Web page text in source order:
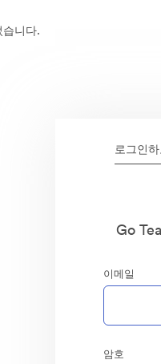
니다.
로그인
Go
이메일
암호